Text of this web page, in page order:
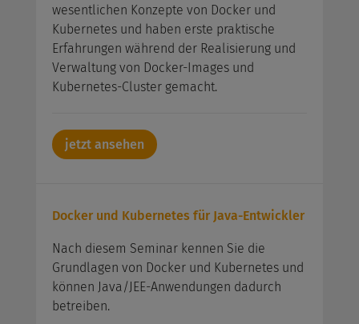
wesentlichen Konzepte von Docker und
Kubernetes und haben erste praktische
Erfahrungen während der Realisierung und
Verwaltung von Docker-Images und
Kubernetes-Cluster gemacht.
jetzt ansehen
Docker und Kubernetes für Java-Entwickler
Nach diesem Seminar kennen Sie die
Grundlagen von Docker und Kubernetes und
können Java/JEE-Anwendungen dadurch
betreiben.